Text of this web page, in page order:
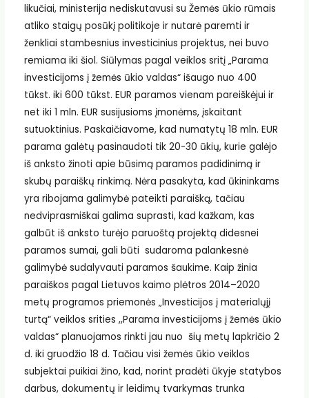
likučiai, ministerija nediskutavusi su Žemės ūkio rūmais
atliko staigų posūkį politikoje ir nutarė paremti ir
ženkliai stambesnius investicinius projektus, nei buvo
remiama iki šiol. Siūlymas pagal veiklos sritį „Parama
investicijoms į žemės ūkio valdas“ išaugo nuo 400
tūkst. iki 600 tūkst. EUR paramos vienam pareiškėjui ir
net iki 1 mln. EUR susijusioms įmonėms, įskaitant
sutuoktinius. Paskaičiavome, kad numatytų 18 mln. EUR
parama galėtų pasinaudoti tik 20-30 ūkių, kurie galėjo
iš anksto žinoti apie būsimą paramos padidinimą ir
skubų paraiškų rinkimą. Nėra pasakyta, kad ūkininkams
yra ribojama galimybė pateikti paraišką, tačiau
nedviprasmiškai galima suprasti, kad kažkam, kas
galbūt iš anksto turėjo paruoštą projektą didesnei
paramos sumai, gali būti sudaroma palankesnė
galimybė sudalyvauti paramos šaukime. Kaip žinia
paraiškos pagal Lietuvos kaimo plėtros 2014–2020
metų programos priemonės „Investicijos į materialųjį
turtą“ veiklos srities ,,Parama investicijoms į žemės ūkio
valdas“ planuojamos rinkti jau nuo šių metų lapkričio 2
d. iki gruodžio 18 d. Tačiau visi žemės ūkio veiklos
subjektai puikiai žino, kad, norint pradėti ūkyje statybos
darbus, dokumentų ir leidimų tvarkymas trunka